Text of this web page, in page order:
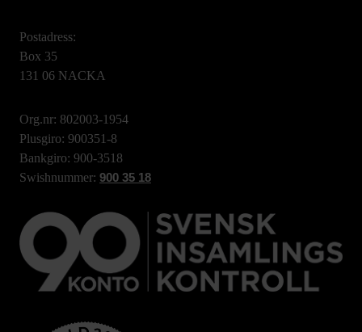
Postadress:
Box 35
131 06 NACKA
Org.nr: 802003-1954
Plusgiro: 900351-8
Bankgiro: 900-3518
Swishnummer: 900 35 18